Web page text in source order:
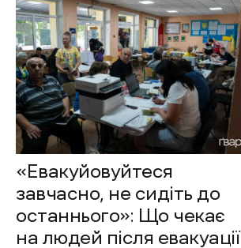
«Евакуйовуйтеся
завчасно, не сидіть до
останнього»: Що чекає
на людей після евакуації